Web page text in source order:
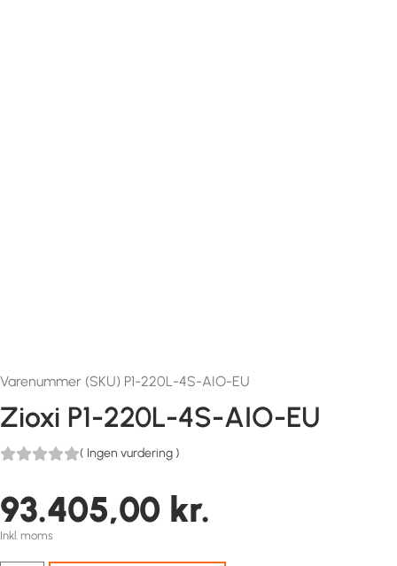
Varenummer (SKU) P1-220L-4S-AIO-EU
Zioxi P1-220L-4S-AIO-EU
( Ingen vurdering )
93.405,00 kr.
Inkl. moms